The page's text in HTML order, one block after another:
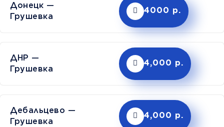
Донецк —
Грушевка
4000 р.
ДНР —
Грушевка
4,000 р.
Дебальцево —
Грушевка
4,000 р.